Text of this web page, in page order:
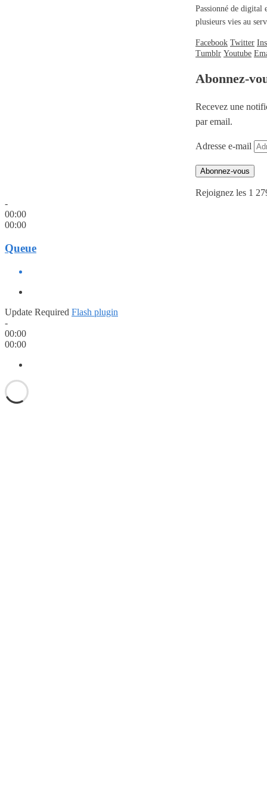
Passionné de digital
plusieurs vies au
Facebook Twitter
Tumblr Youtube
Abonnez-
Recevez une
par email.
Adresse e-mail
Abonnez-vous
Rejoignez les 1
-
00:00
00:00
Queue
Update Required Flash plugin
-
00:00
00:00